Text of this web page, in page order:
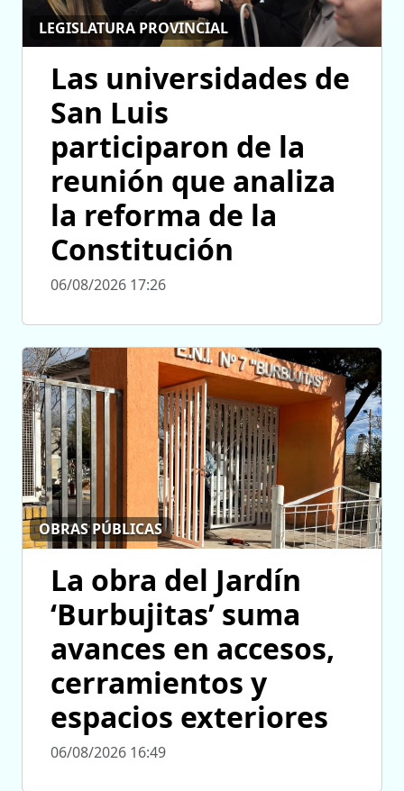
LEGISLATURA PROVINCIAL
Las universidades de
San Luis
participaron de la
reunión que analiza
la reforma de la
Constitución
06/08/2026 17:26
OBRAS PÚBLICAS
La obra del Jardín
‘Burbujitas’ suma
avances en accesos,
cerramientos y
espacios exteriores
06/08/2026 16:49